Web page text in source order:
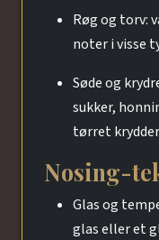
Røg og torv:
noter i visse
Søde og
sukker,
tørret
Nosing-
Glas og
glas eller et